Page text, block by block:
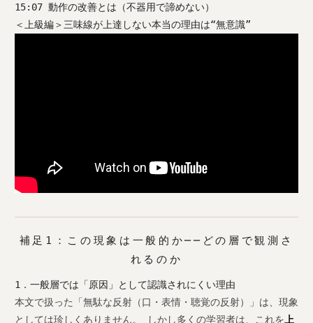
15:07 動作の改善とは（不器用で諦めない）
＜上級編＞三味線が上達しない本当の理由は“無意識”
補足1：この現象は一般的か──どの層で観測さ
れるのか
1．一般層では「原因」として認識されにくい理由
本文で扱った「無駄な反射（口・表情・聴覚の反射）」は、現象
としては珍しくありません。 しかし多くの学習者は、これを上